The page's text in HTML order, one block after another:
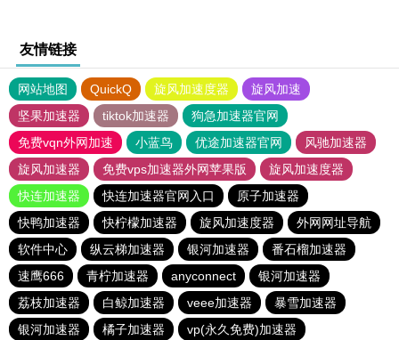
友情链接
网站地图 QuickQ 旋风加速度器
旋风加速
坚果加速器
tiktok加速器
狗急加速器官网
免费vqn外网加速
小蓝鸟 优途加速器官网
风驰加速器
旋风加速器
免费vps加速器外网苹果版
旋风加速度器
快连加速器
快连加速器官网入口
原子加速器
快鸭加速器
快柠檬加速器 旋风加速度器
外网网址导航
软件中心
纵云梯加速器 银河加速器
番石榴加速器
速鹰666
青柠加速器 anyconnect
银河加速器
荔枝加速器
白鲸加速器 veee加速器
暴雪加速器
银河加速器
橘子加速器
vp(永久免费)加速器